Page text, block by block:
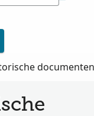
documenten